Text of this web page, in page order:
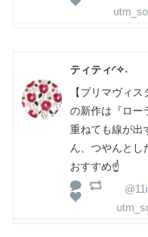
ティティ◜︎✧︎˖
【プリマヴィ
の新作は『ロー
重ねても線が出
ん、つやんとし
おすすめ☝️